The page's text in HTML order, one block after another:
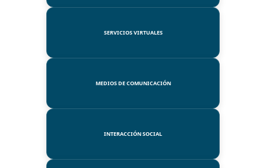
SERVICIOS VIRTUALES
MEDIOS DE COMUNICACIÓN
INTERACCIÓN SOCIAL